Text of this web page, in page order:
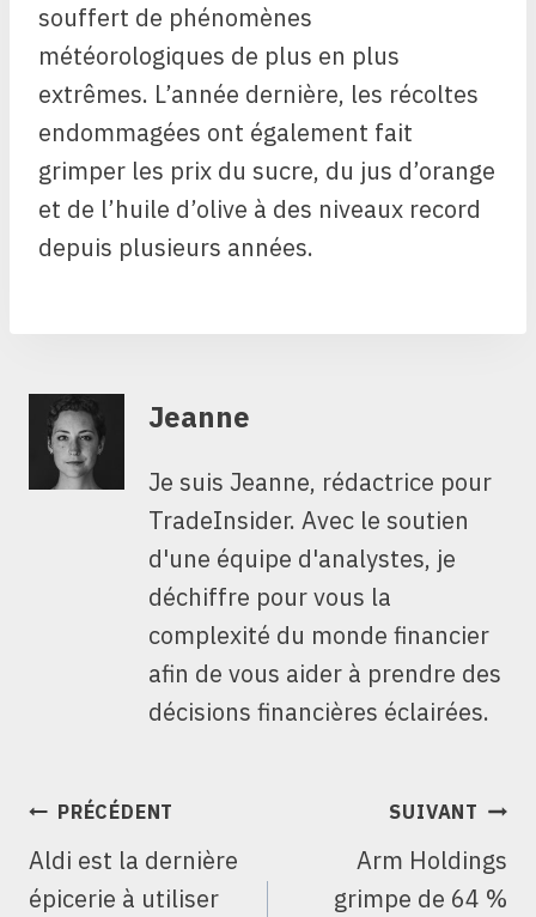
souffert de phénomènes
météorologiques de plus en plus
extrêmes. L’année dernière, les récoltes
endommagées ont également fait
grimper les prix du sucre, du jus d’orange
et de l’huile d’olive à des niveaux record
depuis plusieurs années.
Jeanne
Je suis Jeanne, rédactrice pour
TradeInsider. Avec le soutien
d'une équipe d'analystes, je
déchiffre pour vous la
complexité du monde financier
afin de vous aider à prendre des
décisions financières éclairées.
NAVIGATION
L’ARTICLE
PRÉCÉDENT
Aldi est la dernière
épicerie à utiliser
SUIVANT
Arm Holdings
grimpe de 64 %